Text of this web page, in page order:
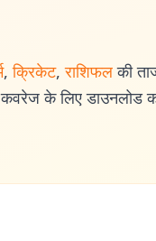
, क्रिकेट, राशिफल की
के लिए डाउनलोड